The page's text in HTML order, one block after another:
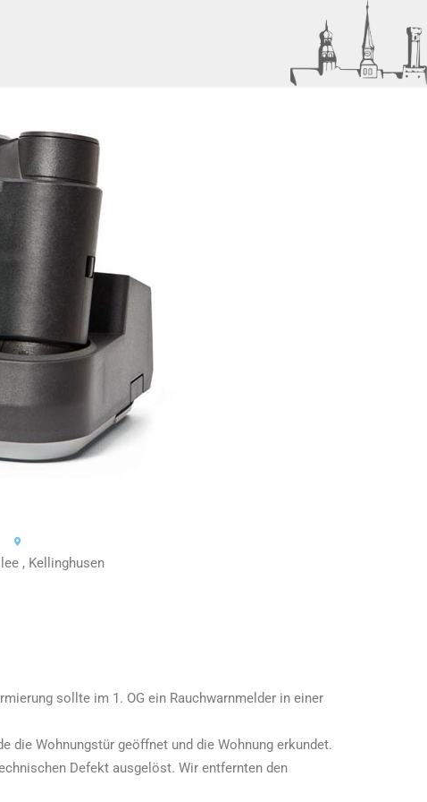
, Kellinghusen
sollte im 1. OG ein Rauchwarnmelder in einer
die Wohnungstür geöffnet und die Wohnung erkundet.
Defekt ausgelöst. Wir entfernten den